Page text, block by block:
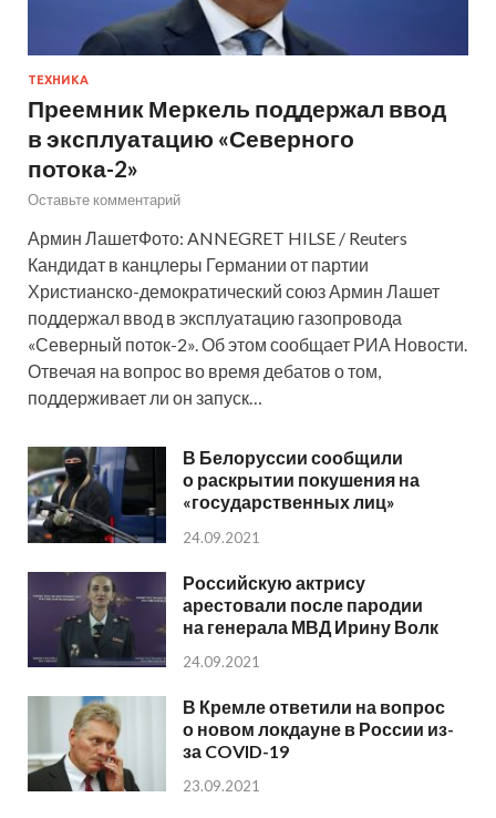
ТЕХНИКА
Преемник Меркель поддержал ввод
в эксплуатацию «Северного
потока-2»
Оставьте комментарий
Армин ЛашетФото: ANNEGRET HILSE / Reuters
Кандидат в канцлеры Германии от партии
Христианско-демократический союз Армин Лашет
поддержал ввод в эксплуатацию газопровода
«Северный поток-2». Об этом сообщает РИА Новости.
Отвечая на вопрос во время дебатов о том,
поддерживает ли он запуск…
В Белоруссии сообщили
о раскрытии покушения на
«государственных лиц»
24.09.2021
Российскую актрису
арестовали после пародии
на генерала МВД Ирину Волк
24.09.2021
В Кремле ответили на вопрос
о новом локдауне в России из-
за COVID-19
23.09.2021